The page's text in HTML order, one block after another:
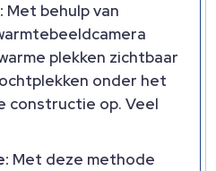
Met behulp van
plekken zichtbaar
onder het
constructie op. Veel
Met deze methode